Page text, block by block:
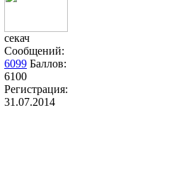
секач
Сообщений:
6099 Баллов:
6100
Регистрация:
31.07.2014